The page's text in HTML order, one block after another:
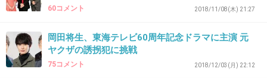
29. 匿名2018/11/16(金) 11:17:20
のモデルなの？でも這い上がってないから違うか。どうせ
ならまだ男前の般若の方が見たい
60コメント 2018/11/08(木) 21:27
岡田将生、東海テレビ60周年記念ドラマに主演 元
ヤクザの誘拐犯に挑戦
75コメント 2018/12/03(月) 22:12